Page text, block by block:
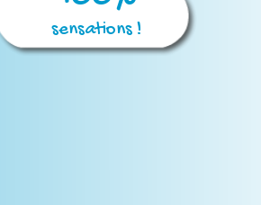
sensations !